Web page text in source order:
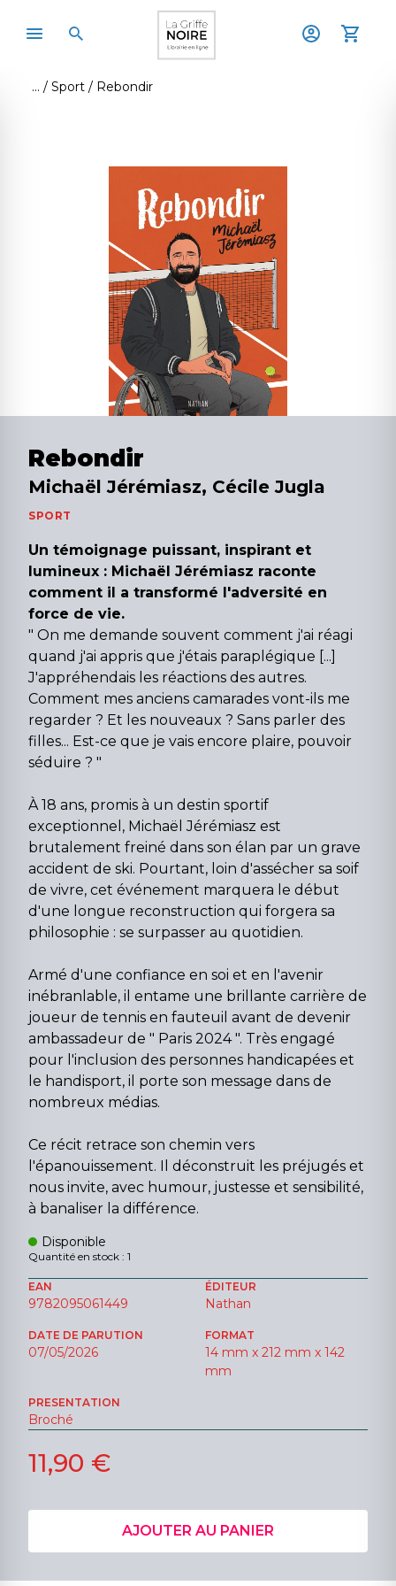
Sport Rebondir
Rebondir
Michaël Jérémiasz, Cécile Jugla
SPORT
Un témoignage puissant, inspirant et
lumineux : Michaël Jérémiasz raconte
comment il a transformé l'adversité en
force de vie.
" On me demande souvent comment j'ai réagi
quand j'ai appris que j'étais paraplégique [...]
J'appréhendais les réactions des autres.
Comment mes anciens camarades vont-ils me
regarder ? Et les nouveaux ? Sans parler des
filles... Est-ce que je vais encore plaire, pouvoir
séduire ? "
À 18 ans, promis à un destin sportif
exceptionnel, Michaël Jérémiasz est
brutalement freiné dans son élan par un grave
accident de ski. Pourtant, loin d'assécher sa soif
de vivre, cet événement marquera le début
d'une longue reconstruction qui forgera sa
philosophie : se surpasser au quotidien.
Armé d'une confiance en soi et en l'avenir
inébranlable, il entame une brillante carrière de
joueur de tennis en fauteuil avant de devenir
ambassadeur de " Paris 2024 ". Très engagé
pour l'inclusion des personnes handicapées et
le handisport, il porte son message dans de
nombreux médias.
Ce récit retrace son chemin vers
l'épanouissement. Il déconstruit les préjugés et
nous invite, avec humour, justesse et sensibilité,
à banaliser la différence.
Disponible
Quantité en stock : 1
EAN
9782095061449
ÉDITEUR
Nathan
DATE DE PARUTION
07/05/2026
FORMAT
14 mm x 212 mm x 142
mm
PRESENTATION
Broché
11,90 €
AJOUTER AU PANIER